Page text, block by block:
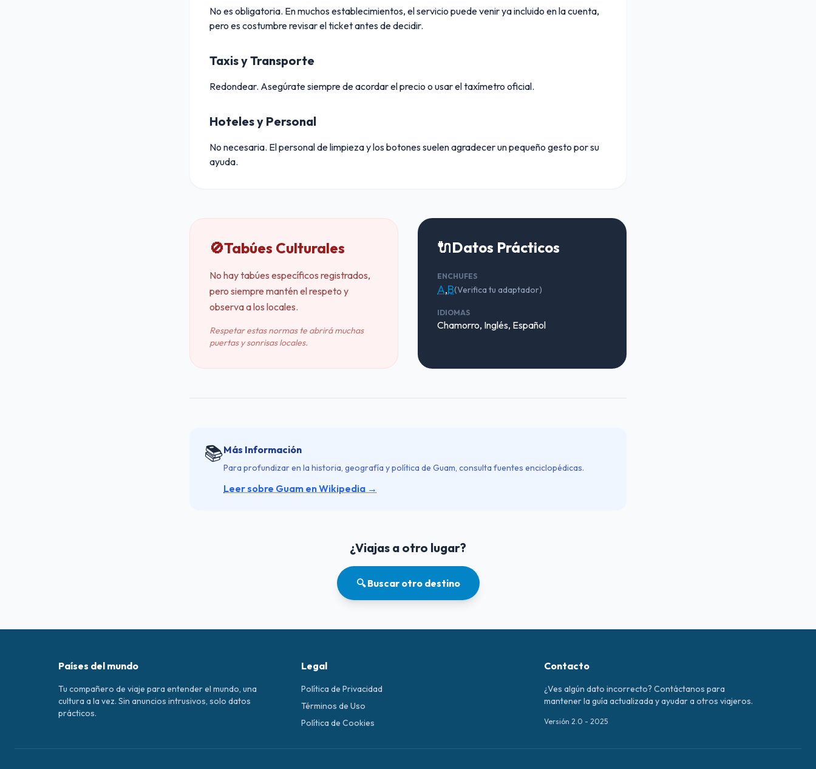
No es obligatoria. En muchos establecimientos, el servicio puede venir ya incluido en la cuenta,
pero es costumbre revisar el ticket antes de decidir.
Taxis y Transporte
Redondear. Asegúrate siempre de acordar el precio o usar el taxímetro oficial.
Hoteles y Personal
No necesaria. El personal de limpieza y los botones suelen agradecer un pequeño gesto por su
ayuda.
🚫Tabúes Culturales
No hay tabúes específicos registrados,
pero siempre mantén el respeto y
observa a los locales.
Respetar estas normas te abrirá muchas
puertas y sonrisas locales.
🔌Datos Prácticos
ENCHUFES
A,B(Verifica tu adaptador)
IDIOMAS
Chamorro, Inglés, Español
📚Más Información
Para profundizar en la historia, geografía y política de Guam, consulta fuentes enciclopédicas.
Leer sobre Guam en Wikipedia →
¿Viajas a otro lugar?
🔍 Buscar otro destino
Países del mundo
Tu compañero de viaje para entender el mundo, una
cultura a la vez. Sin anuncios intrusivos, solo datos
prácticos.
Legal
Política de Privacidad
Términos de Uso
Política de Cookies
Contacto
¿Ves algún dato incorrecto? Contáctanos para
mantener la guía actualizada y ayudar a otros viajeros.
Versión 2.0 - 2025